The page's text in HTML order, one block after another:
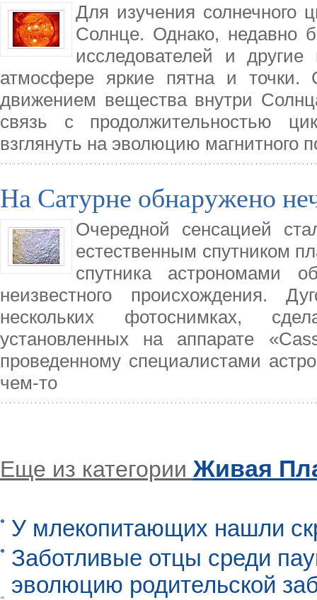
Для изучения солнечного
Солнце. Однако, недавно
исследователей и
атмосфере яркие пятна и
движением вещества внутри
связь с продолжительностью
взглянуть на эволюцию магнитного
На Сатурне обнаружено
Очередной сенсацией
естественным спутником
спутника астрономами
неизвестного происхождения.
нескольких фотоснимках,
установленных на аппарате
проведенному специалистами
чем-то
Еще из категории Живая
У млекопитающих нашли
Заботливые отцы среди
эволюцию родительской